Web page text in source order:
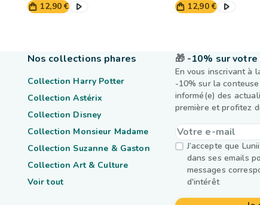
12,90 €
12,90 €
🎁 -10% sur
En vous inscrivant à
-10% sur la
informé(e) des
première et profitez
J’accepte que
dans ses emails
messages
d'intérêt
Nos collections phares
Collection Harry Potter
Collection Astérix
Collection Disney
Collection Monsieur Madame
Collection Suzanne & Gaston
Collection Art & Culture
Voir tout